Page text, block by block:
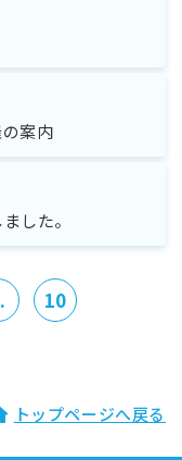
案内
した。
10
トップページへ戻る